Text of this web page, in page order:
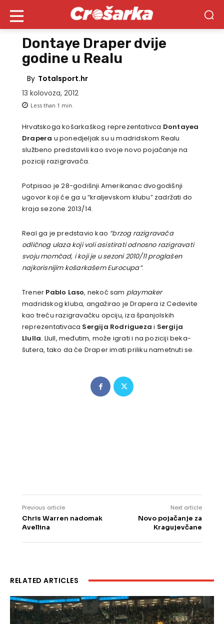
Dontaye Draper dvije
godine u Realu
By Totalsport.hr
13 kolovoza, 2012
Less than 1 min.
Hrvatskoga košarkaškog reprezentativca Dontayea
Drapera u ponedjeljak su u madridskom Realu
službeno predstavili kao svoje novo pojačanje na
poziciji razigravača.
Potpisao je 28-godišnji Amerikanac dvogodišnji
ugovor koji će ga u “kraljevskom klubu” zadržati do
kraja sezone 2013/14.
Real ga je predstavio kao “brzog razigravača
odličnog ulaza koji voli asistirati odnosno razigravati
svoju momčad, i koji je u sezoni 2010/11 proglašen
najkorisnijim košarkašem Eurocupa”.
Trener Pablo Laso, nekoć sam playmaker
madridskog kluba, angažirao je Drapera iz Cedevite
kao treću razigravačku opciju, iza španjolskih
reprezentativaca Sergija Rodrigueza i Sergija
Llulla. Llull, međutim, može igrati i na poziciji beka-
šutera, tako da će Draper imati priliku nametnuti se.
Previous article
Chris Warren nadomak
Avellina
Next article
Novo pojačanje za
Kragujevčane
RELATED ARTICLES